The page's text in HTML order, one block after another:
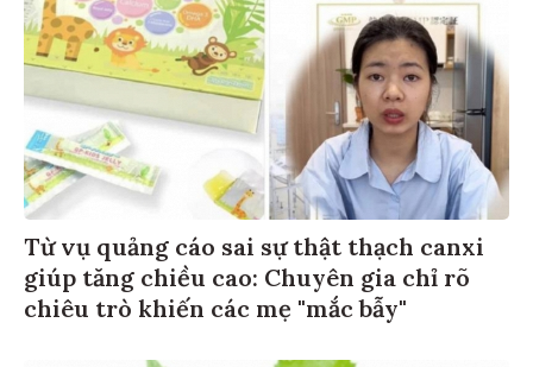
Từ vụ quảng cáo sai sự thật thạch canxi
giúp tăng chiều cao: Chuyên gia chỉ rõ
chiêu trò khiến các mẹ "mắc bẫy"